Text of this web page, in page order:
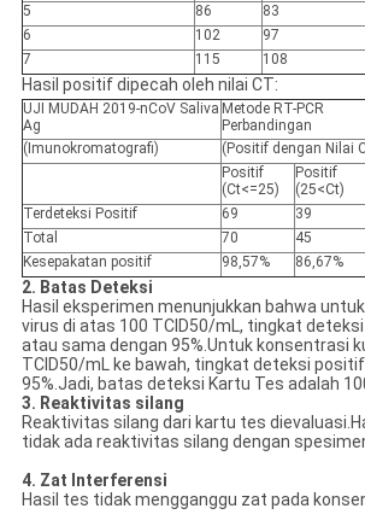
5
86 83
6
102 97
7
115 108
Hasil positif dipecah oleh nilai CT:
UJI MUDAH 2019-nCoV Saliva
Ag
Metode RT-PCR
Perbandingan
(Imunokromatografi)
(Positif dengan Nilai
Positif
(Ct<=25)
Positif
(25<Ct)
Terdeteksi Positif 69
39
Total
70
45
Kesepakatan positif
98,57% 86,67%
2. Batas Deteksi
Hasil eksperimen menunjukkan bahwa
virus di atas 100 TCID50/mL, tingkat
atau sama dengan 95%.Untuk konsentrasi
TCID50/mL ke bawah, tingkat deteksi
95%.Jadi, batas deteksi Kartu Tes adalah
3. Reaktivitas silang
Reaktivitas silang dari kartu tes
tidak ada reaktivitas silang dengan
4. Zat Interferensi
Hasil tes tidak mengganggu zat pada